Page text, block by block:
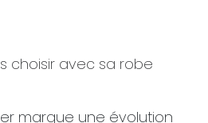
choisir avec sa robe
marque une évolution